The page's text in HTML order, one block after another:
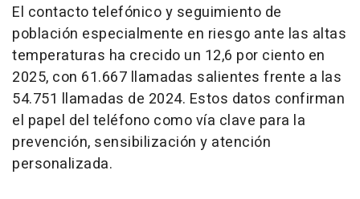
El contacto telefónico y seguimiento de
población especialmente en riesgo ante las altas
temperaturas ha crecido un 12,6 por ciento en
2025, con 61.667 llamadas salientes frente a las
54.751 llamadas de 2024. Estos datos confirman
el papel del teléfono como vía clave para la
prevención, sensibilización y atención
personalizada.